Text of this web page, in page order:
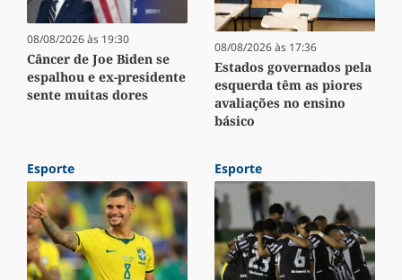
08/08/2026 às 19:30
Câncer de Joe Biden se
espalhou e ex-presidente
sente muitas dores
08/08/2026 às 17:36
Estados governados pela
esquerda têm as piores
avaliações no ensino
básico
Esporte Esporte